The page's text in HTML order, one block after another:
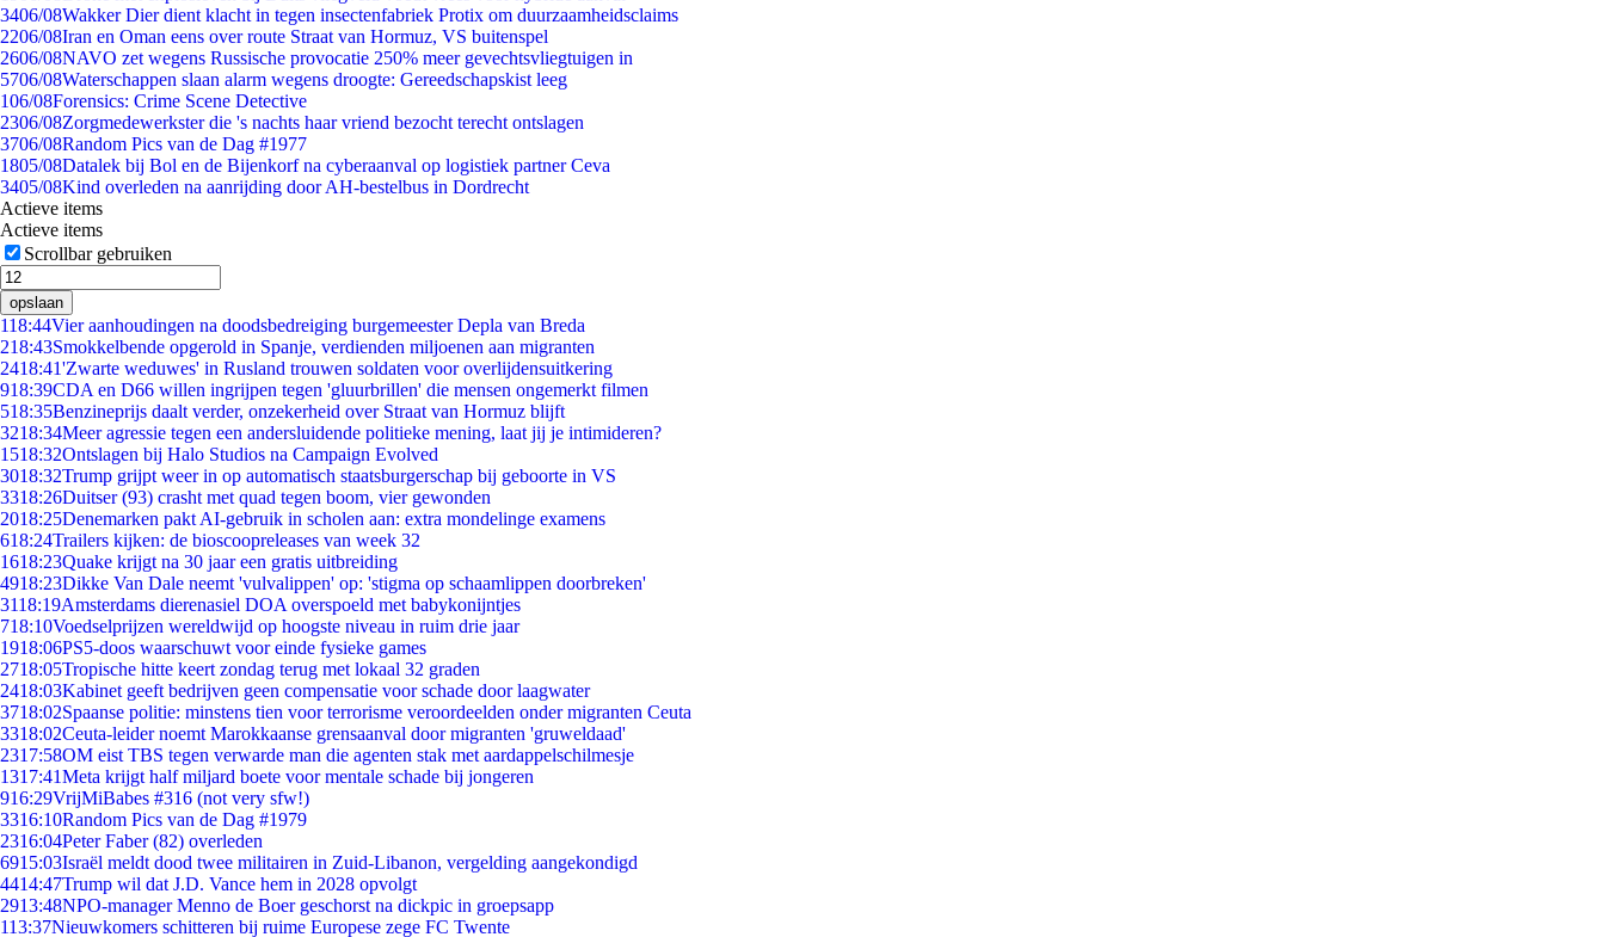
3406/08Wakker Dier dient klacht in tegen insectenfabriek Protix om duurzaamheidsclaims
2206/08Iran en Oman eens over route Straat van Hormuz, VS buitenspel
2606/08NAVO zet wegens Russische provocatie 250% meer gevechtsvliegtuigen in
5706/08Waterschappen slaan alarm wegens droogte: Gereedschapskist leeg
106/08Forensics: Crime Scene Detective
2306/08Zorgmedewerkster die 's nachts haar vriend bezocht terecht ontslagen
3706/08Random Pics van de Dag #1977
1805/08Datalek bij Bol en de Bijenkorf na cyberaanval op logistiek partner Ceva
3405/08Kind overleden na aanrijding door AH-bestelbus in Dordrecht
Actieve items
Actieve items
Scrollbar gebruiken
opslaan
118:44Vier aanhoudingen na doodsbedreiging burgemeester Depla van Breda
218:43Smokkelbende opgerold in Spanje, verdienden miljoenen aan migranten
2418:41'Zwarte weduwes' in Rusland trouwen soldaten voor overlijdensuitkering
918:39CDA en D66 willen ingrijpen tegen 'gluurbrillen' die mensen ongemerkt filmen
518:35Benzineprijs daalt verder, onzekerheid over Straat van Hormuz blijft
3218:34Meer agressie tegen een andersluidende politieke mening, laat jij je intimideren?
1518:32Ontslagen bij Halo Studios na Campaign Evolved
3018:32Trump grijpt weer in op automatisch staatsburgerschap bij geboorte in VS
3318:26Duitser (93) crasht met quad tegen boom, vier gewonden
2018:25Denemarken pakt AI-gebruik in scholen aan: extra mondelinge examens
618:24Trailers kijken: de bioscoopreleases van week 32
1618:23Quake krijgt na 30 jaar een gratis uitbreiding
4918:23Dikke Van Dale neemt 'vulvalippen' op: 'stigma op schaamlippen doorbreken'
3118:19Amsterdams dierenasiel DOA overspoeld met babykonijntjes
718:10Voedselprijzen wereldwijd op hoogste niveau in ruim drie jaar
1918:06PS5-doos waarschuwt voor einde fysieke games
2718:05Tropische hitte keert zondag terug met lokaal 32 graden
2418:03Kabinet geeft bedrijven geen compensatie voor schade door laagwater
3718:02Spaanse politie: minstens tien voor terrorisme veroordeelden onder migranten Ceuta
3318:02Ceuta-leider noemt Marokkaanse grensaanval door migranten 'gruweldaad'
2317:58OM eist TBS tegen verwarde man die agenten stak met aardappelschilmesje
1317:41Meta krijgt half miljard boete voor mentale schade bij jongeren
916:29VrijMiBabes #316 (not very sfw!)
3316:10Random Pics van de Dag #1979
2316:04Peter Faber (82) overleden
6915:03Israël meldt dood twee militairen in Zuid-Libanon, vergelding aangekondigd
4414:47Trump wil dat J.D. Vance hem in 2028 opvolgt
2913:48NPO-manager Menno de Boer geschorst na dickpic in groepsapp
113:37Nieuwkomers schitteren bij ruime Europese zege FC Twente